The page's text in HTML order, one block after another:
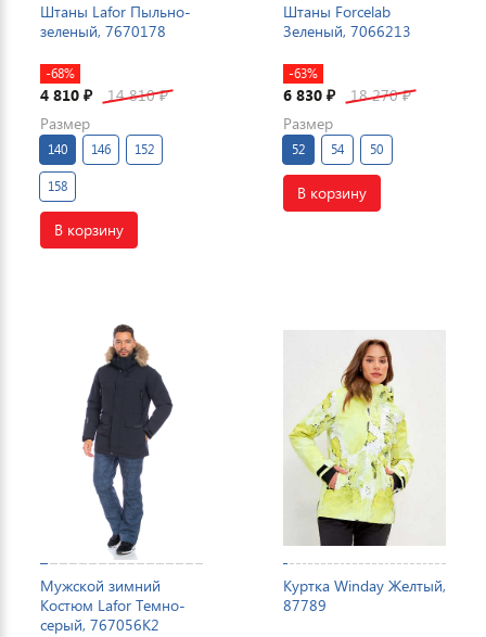
Штаны Lafor Пыльно-
зеленый, 7670178
-68%
4 810 ₽ 14 810₽
Размер
140 146 152
158
В корзину
Штаны Forcelab
Зеленый, 7066213
-63%
6 830 ₽ 18 270₽
Размер
52 54 50
В корзину
Мужской зимний
Костюм Lafor Темно-
серый, 767056K2
Куртка Winday Желтый,
87789